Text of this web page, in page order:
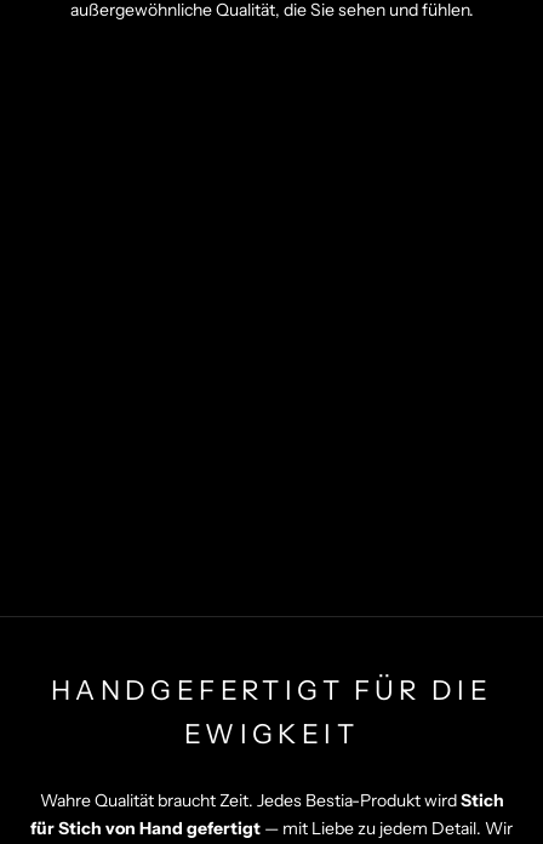
außergewöhnliche Qualität, die Sie sehen und fühlen.
HANDGEFERTIGT FÜR DIE
EWIGKEIT
Wahre Qualität braucht Zeit. Jedes Bestia-Produkt wirdStich
für Stich von Hand gefertigt — mit Liebe zu jedem Detail. Wir